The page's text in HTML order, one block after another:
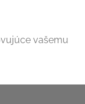
vašemu